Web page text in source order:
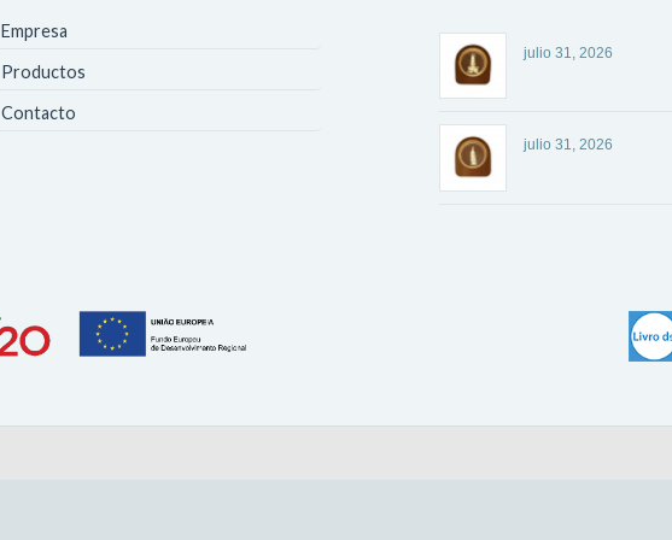
Empresa
Productos
Contacto
julio 31, 2026
julio 31, 2026